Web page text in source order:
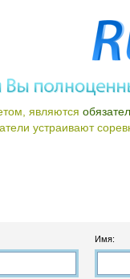
являются
устраивают
Имя: